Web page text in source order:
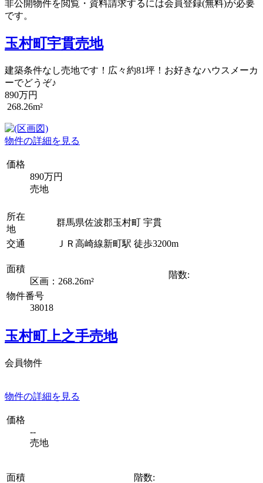
非公開物件を閲覧・資料請求するには会員登録(無料)が必要
です。
玉村町宇貫売地
建築条件なし売地です！広々約81坪！お好きなハウスメーカ
ーでどうぞ♪
890万円
268.26m²
物件の詳細を見る
価格
890万円
売地
所在
地
群馬県佐波郡玉村町 宇貫
交通 ＪＲ高崎線新町駅 徒歩3200m
面積
区画：268.26m²
階数:
物件番号
38018
玉村町上之手売地
会員物件
物件の詳細を見る
価格
--
売地
面積 階数: